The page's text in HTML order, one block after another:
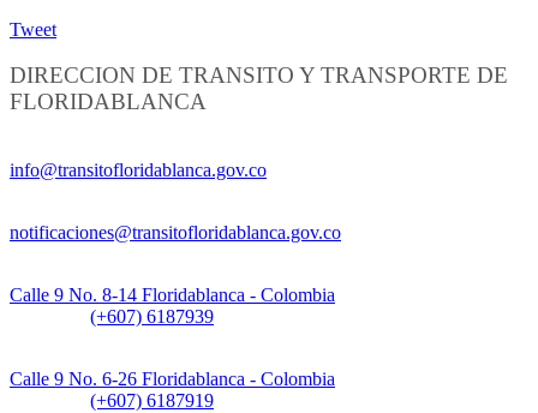
Tweet
DIRECCION DE TRANSITO Y TRANSPORTE DE
FLORIDABLANCA
info@transitofloridablanca.gov.co
notificaciones@transitofloridablanca.gov.co
Calle 9 No. 8-14 Floridablanca - Colombia
(+607) 6187939
Calle 9 No. 6-26 Floridablanca - Colombia
(+607) 6187919